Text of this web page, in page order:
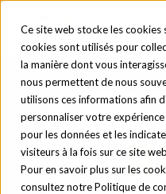
Ce site web stocke les
cookies sont utilisés pour
la manière dont vous
nous permettent de nous
utilisons ces informations afin
personnaliser votre
pour les données et les
visiteurs à la fois sur ce site
Pour en savoir plus sur les
consultez notre Politique de